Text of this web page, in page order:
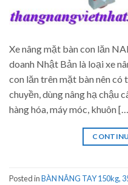
Xe nâng mặt bàn con lăn
doanh Nhật Bản là loại xe
con lăn trên mặt bàn nên có
chuyền, dùng nâng hạ chậu
hàng hóa, máy móc, khuôn
Posted inBÀN NÂNG TAY 150kg,